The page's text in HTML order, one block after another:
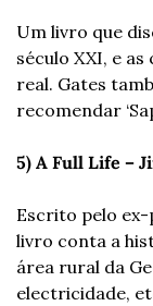
Um livro que
século XXI, e
real. Gates
recomendar
5) A Full Life –
Escrito pelo
livro conta a
área rural da
electricidade,